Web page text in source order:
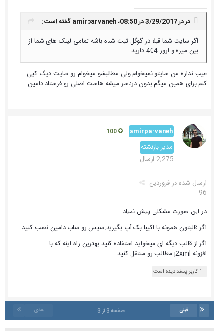
در در 3/29/2017 در 08:50، amirparvanehگفته است :
اگر سایت شما قبلا در گوگل ثبت شده باشه تمامی لینک های شما از
بین میره و ارور 404 دارید
عیب نداره من سایتو نمیخوام ولی مطالبشو میخوام رو سایت دیگ کپی
کنم برای همین میگم بدون دردسر میشه هاست اصلی رو فرستاد دامین
amirparvaneh
مدیر بازنشته
2,275 ارسال
ارسال شده درفروردین
96
در این صورت مشکلی پیش نمیاد
اگر قالبتون همونه با اکیبا بک آپ بگیرید.سپس رو ساب دامین نصب کنید
اگر از قالب دیگه ای میخواید استفاده کنید بهترین راه اینه که با
افزونه j2xml مطالب رو منتقل کنید
1 کاربر پسند دیده است
قبلی بعدی صفحه 3 از 3